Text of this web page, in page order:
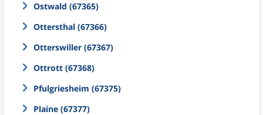
Ostwald (67365)
Ottersthal (67366)
Otterswiller (67367)
Ottrott (67368)
Pfulgriesheim (67375)
Plaine (67377)